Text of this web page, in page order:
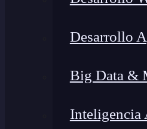
Desarrollo
Big Data &